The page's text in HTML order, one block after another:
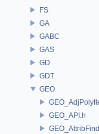
FS
GA
GABC
GAS
GD
GDT
GEO
GEO_API.h